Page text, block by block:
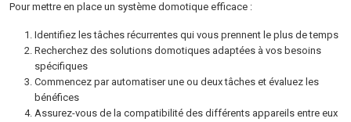
Pour mettre en place un système domotique efficace :
Identifiez les tâches récurrentes qui vous prennent le plus de temps
Recherchez des solutions domotiques adaptées à vos besoins
spécifiques
Commencez par automatiser une ou deux tâches et évaluez les
bénéfices
Assurez-vous de la compatibilité des différents appareils entre eux